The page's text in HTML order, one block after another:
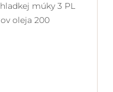
múky 3 PL
oleja 200